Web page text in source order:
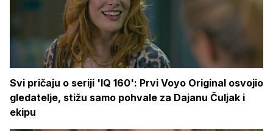
Svi pričaju o seriji 'IQ 160': Prvi Voyo Original osvojio
gledatelje, stižu samo pohvale za Dajanu Čuljak i
ekipu